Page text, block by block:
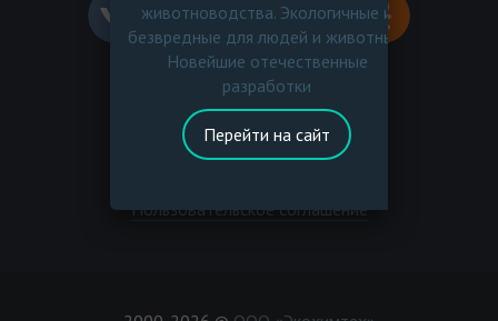
По вопросам рекламы
ecohimtech.pr@yandex.ru
Пользовательское соглашение
животноводства. Экологичные и
безвредные для людей и животных.
Новейшие отечественные
разработки
Перейти на сайт